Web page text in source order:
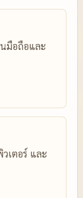
มือถือและ
เตอร์ และ